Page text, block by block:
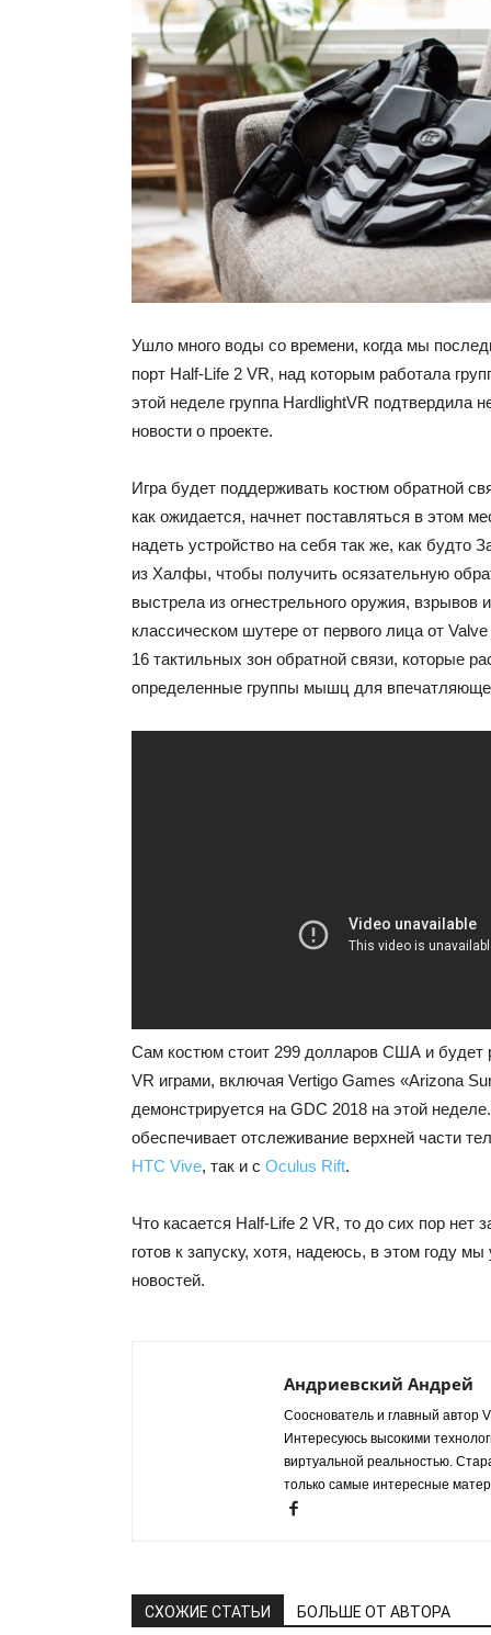
Ушло много воды со времени, когда мы
порт Half-Life 2 VR, над которым работала
этой неделе группа HardlightVR подтвердила
новости о проекте.
Игра будет поддерживать костюм обратной
как ожидается, начнет поставляться в этом
надеть устройство на себя так же, как будто
из Халфы, чтобы получить осязательную
выстрела из огнестрельного оружия, взрывов
классическом шутере от первого лица от
16 тактильных зон обратной связи, которые
определенные группы мышц для
Сам костюм стоит 299 долларов США и будет
VR играми, включая Vertigo Games «Arizona
демонстрируется на GDC 2018 на этой
обеспечивает отслеживание верхней части
HTC Vive, так и с Oculus Rift.
Что касается Half-Life 2 VR, то до сих пор нет
готов к запуску, хотя, надеюсь, в этом году
новостей.
Андриевский Андрей
Сооснователь и главный автор
Интересуюсь высокими
виртуальной реальностью.
только самые интересные
СХОЖИЕ СТАТЬИ БОЛЬШЕ ОТ АВТОРА